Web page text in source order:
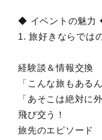
◆ イベントの魅力
1. 旅好きならでは
経験談＆情報交換
「こんな旅もある
「あそこは絶対に
飛び交う！
旅先のエピソード